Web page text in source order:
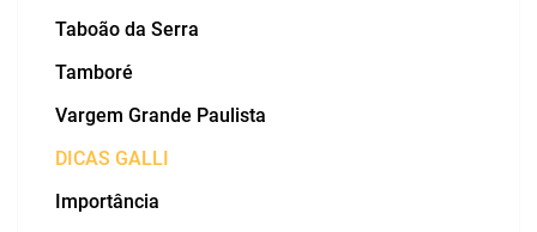
Taboão da Serra
Tamboré
Vargem Grande Paulista
DICAS GALLI
Importância